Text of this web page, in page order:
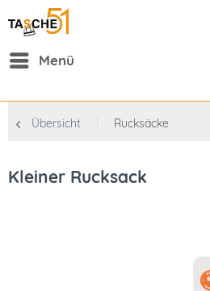
Menü
Übersicht Rucksäcke
Kleiner Rucksack